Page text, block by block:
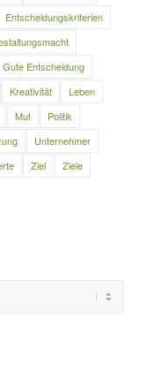
Entscheidungskriterien
Gute Entscheidung
Kreativität
Leben
Mut
Politik
Unternehmer
Ziel Ziele